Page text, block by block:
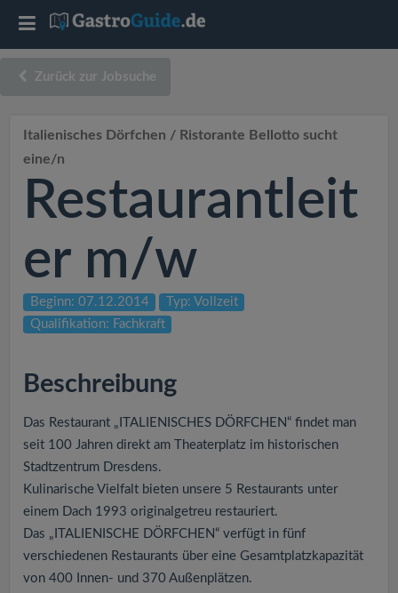
Zurück zur Jobsuche
Italienisches Dörfchen / Ristorante Bellotto sucht
eine/n
Restaurantleit
er m/w
Beginn: 07.12.2014
Typ: Vollzeit
Qualifikation: Fachkraft
Beschreibung
Das Restaurant „ITALIENISCHES DÖRFCHEN“ findet man
seit 100 Jahren direkt am Theaterplatz im historischen
Stadtzentrum Dresdens.
Kulinarische Vielfalt bieten unsere 5 Restaurants unter
einem Dach 1993 originalgetreu restauriert.
Das „ITALIENISCHE DÖRFCHEN“ verfügt in fünf
verschiedenen Restaurants über eine Gesamtplatzkapazität
von 400 Innen- und 370 Außenplätzen.
T
o
g
e
n
i
g
a